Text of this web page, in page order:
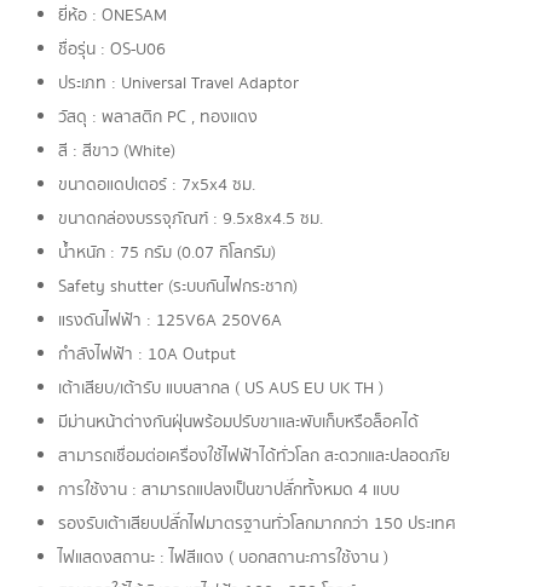
ยี่ห้อ : ONESAM
ชื่อรุ่น : OS-U06
ประเภท : Universal Travel Adaptor
วัสดุ : พลาสติก PC , ทองแดง
สี : สีขาว (White)
ขนาดอแดปเตอร์ : 7x5x4 ซม.
ขนาดกล่องบรรจุภัณฑ์ : 9.5x8x4.5 ซม.
น้ำหนัก : 75 กรัม (0.07 กิโลกรัม)
Safety shutter (ระบบกันไฟกระชาก)
แรงดันไฟฟ้า : 125V6A 250V6A
กำลังไฟฟ้า : 10A Output
เต้าเสียบ/เต้ารับ แบบสากล ( US AUS EU UK TH )
มีม่านหน้าต่างกันฝุ่นพร้อมปรับขาและพับเก็บหรือล็อคได้
สามารถเชื่อมต่อเครื่องใช้ไฟฟ้าได้ทั่วโลก สะดวกและปลอดภัย
การใช้งาน : สามารถแปลงเป็นขาปลั๊กทั้งหมด 4 แบบ
รองรับเต้าเสียบปลั๊กไฟมาตรฐานทั่วโลกมากกว่า 150 ประเทศ
ไฟแสดงสถานะ : ไฟสีแดง ( บอกสถานะการใช้งาน )